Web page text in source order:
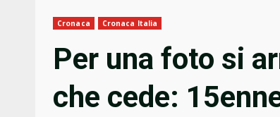
Cronaca Cronaca Italia
Per una foto si
che cede: